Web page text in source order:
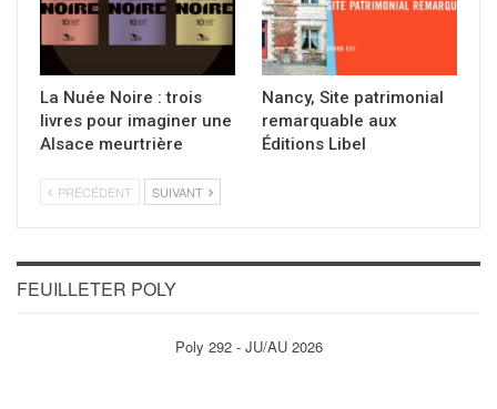
La Nuée Noire : trois
livres pour imaginer une
Alsace meurtrière
Nancy, Site patrimonial
remarquable aux
Éditions Libel
PRÉCÉDENT SUIVANT
FEUILLETER POLY
Poly 292 - JU/AU 2026